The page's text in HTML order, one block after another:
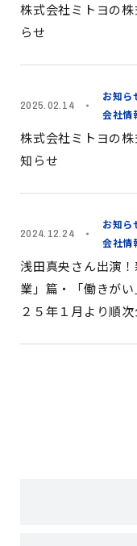
株式会社ミトヨの
らせ
2025.02.14
お知ら
会社情
株式会社ミトヨの
知らせ
2024.12.24
お知ら
会社情
浅田真央さん出演
業」篇・「働きが
２５年１月より順